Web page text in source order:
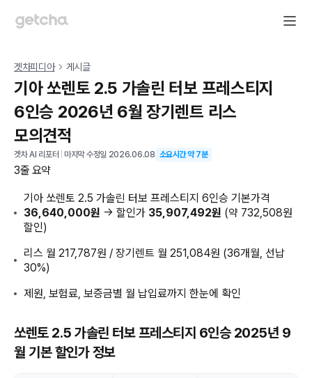
겟차피디아 게시글
기아 쏘렌토 2.5 가솔린 터보 프레스티지
6인승 2026년 6월 장기렌트 리스
모의견적
겟차 AI 리포터 마지막 수정일 2026.06.08 소요시간 약7분
3줄 요약
기아 쏘렌토 2.5 가솔린 터보 프레스티지 6인승 기본가격
36,640,000원 → 할인가 35,907,492원 (약 732,508원
할인)
리스 월 217,787원 / 장기렌트 월 251,084원 (36개월, 선납
30%)
제원, 보험료, 보증금별 월 납입료까지 한눈에 확인
쏘렌토 2.5 가솔린 터보 프레스티지 6인승 2025년 9
월 기본 할인가 정보